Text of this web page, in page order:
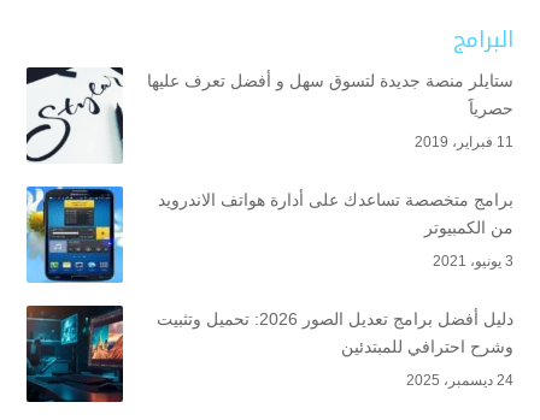
البرامج
ستايلر منصة جديدة لتسوق سهل و أفضل تعرف عليها
حصرياََ
11 فبراير، 2019
برامج متخصصة تساعدك على أدارة هواتف الاندرويد
من الكمبيوتر
3 يونيو، 2021
دليل أفضل برامج تعديل الصور 2026: تحميل وتثبيت
وشرح احترافي للمبتدئين
24 ديسمبر، 2025